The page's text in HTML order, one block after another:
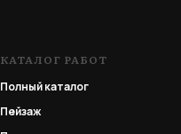
КАТАЛОГ РАБОТ
Полный каталог
Пейзаж